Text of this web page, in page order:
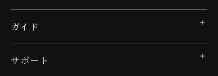
ガイド
サポート